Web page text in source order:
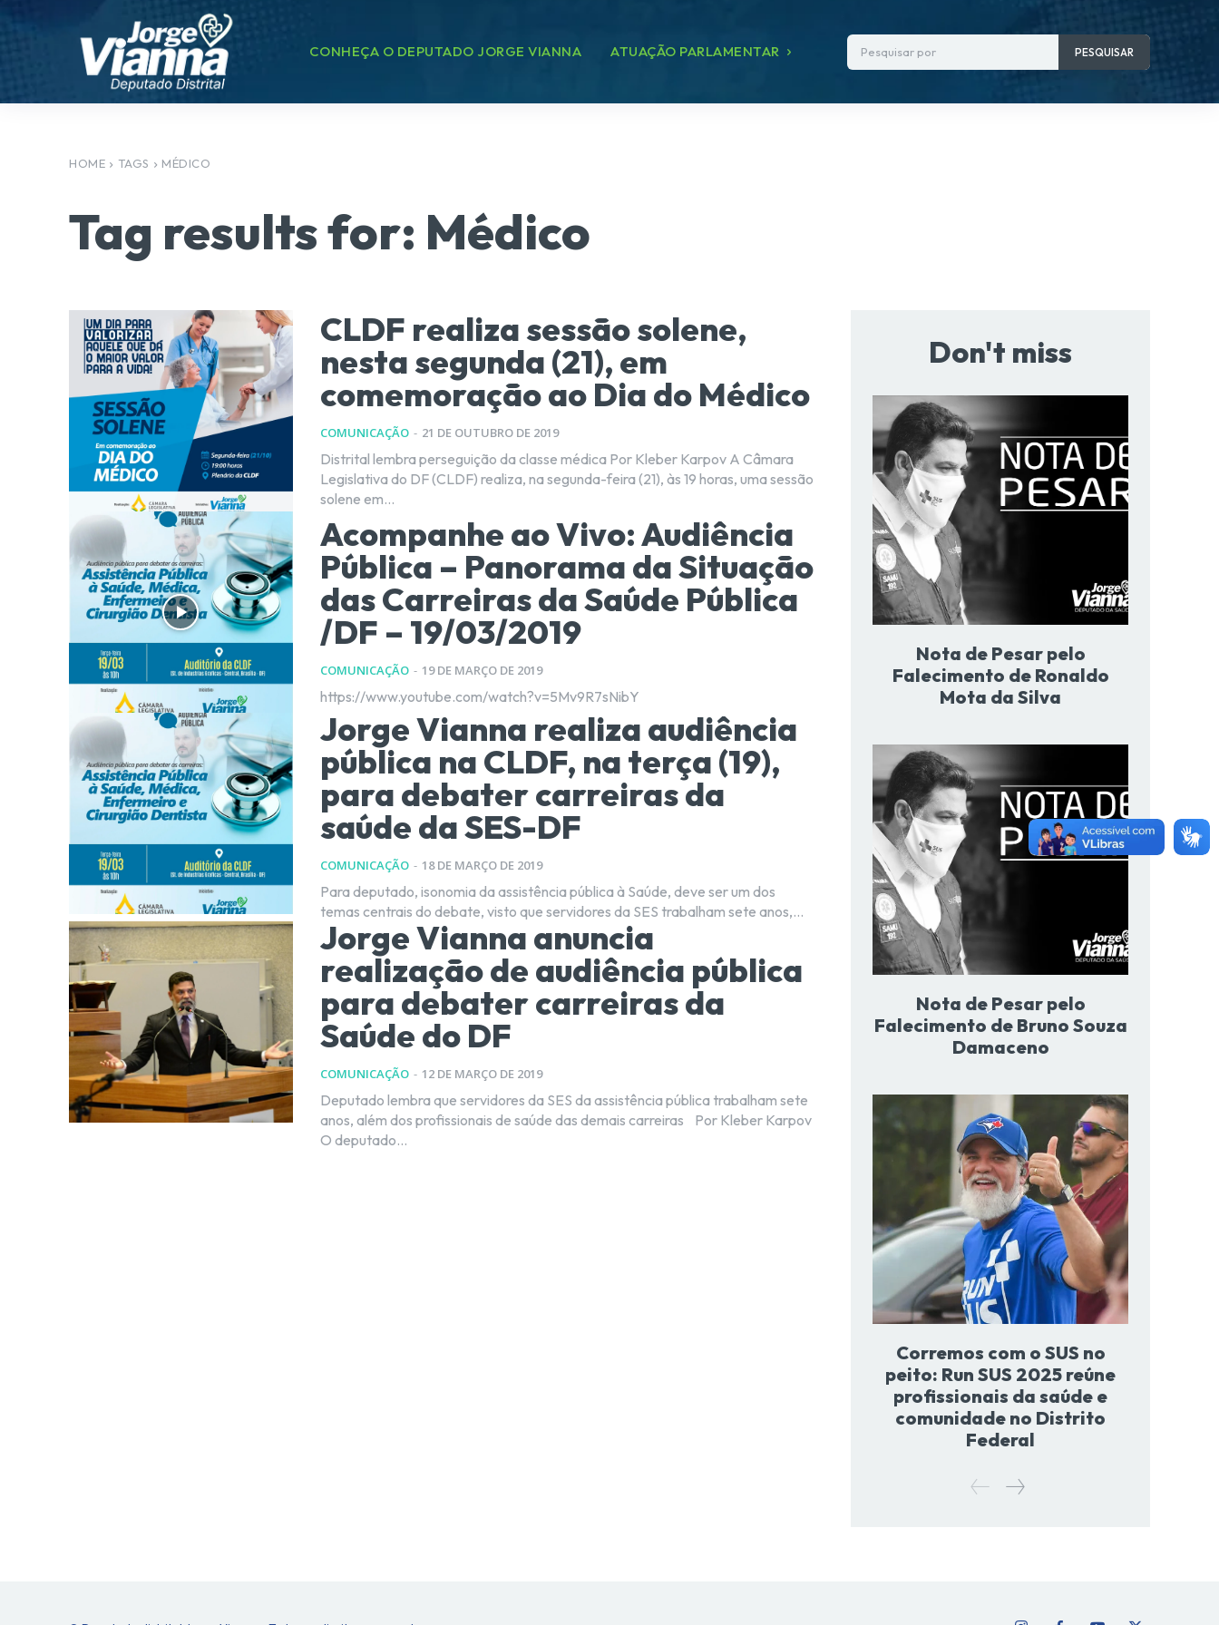
CONHEÇA O DEPUTADO JORGE VIANNA ATUAÇÃO PARLAMENTAR Pesquisar por PESQUISAR
HOME TAGS MÉDICO
Tag results for: Médico
CLDF realiza sessão solene,
nesta segunda (21), em
comemoração ao Dia do Médico
COMUNICAÇÃO - 21 DE OUTUBRO DE 2019
Distrital lembra perseguição da classe médica Por Kleber Karpov A Câmara
Legislativa do DF (CLDF) realiza, na segunda-feira (21), às 19 horas, uma sessão
solene em...
Acompanhe ao Vivo: Audiência
Pública – Panorama da Situação
das Carreiras da Saúde Pública
/DF – 19/03/2019
COMUNICAÇÃO - 19 DE MARÇO DE 2019
https://www.youtube.com/watch?v=5Mv9R7sNibY
Jorge Vianna realiza audiência
pública na CLDF, na terça (19),
para debater carreiras da
saúde da SES-DF
COMUNICAÇÃO - 18 DE MARÇO DE 2019
Para deputado, isonomia da assistência pública à Saúde, deve ser um dos
temas centrais do debate, visto que servidores da SES trabalham sete anos,...
Jorge Vianna anuncia
realização de audiência pública
para debater carreiras da
Saúde do DF
COMUNICAÇÃO - 12 DE MARÇO DE 2019
Deputado lembra que servidores da SES da assistência pública trabalham sete
anos, além dos profissionais de saúde das demais carreiras Por Kleber Karpov
O deputado...
Don't miss
Nota de Pesar pelo
Falecimento de Ronaldo
Mota da Silva
Nota de Pesar pelo
Falecimento de Bruno Souza
Damaceno
Corremos com o SUS no
peito: Run SUS 2025 reúne
profissionais da saúde e
comunidade no Distrito
Federal